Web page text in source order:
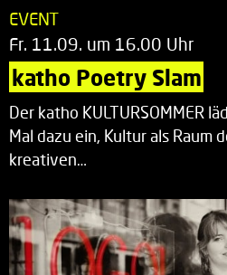
EVENT
Fr. 11.09. um 16.00 Uhr
katho Poetry Slam
Der katho KULTURSOMMER
Mal dazu ein, Kultur als Raum
kreativen…